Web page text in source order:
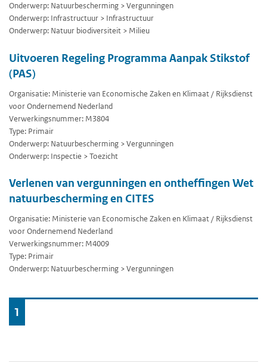
Onderwerp: Natuurbescherming > Vergunningen
Onderwerp: Infrastructuur > Infrastructuur
Onderwerp: Natuur biodiversiteit > Milieu
Uitvoeren Regeling Programma Aanpak Stikstof
(PAS)
Organisatie: Ministerie van Economische Zaken en Klimaat / Rijksdienst
voor Ondernemend Nederland
Verwerkingsnummer: M3804
Type: Primair
Onderwerp: Natuurbescherming > Vergunningen
Onderwerp: Inspectie > Toezicht
Verlenen van vergunningen en ontheffingen Wet
natuurbescherming en CITES
Organisatie: Ministerie van Economische Zaken en Klimaat / Rijksdienst
voor Ondernemend Nederland
Verwerkingsnummer: M4009
Type: Primair
Onderwerp: Natuurbescherming > Vergunningen
naar
1